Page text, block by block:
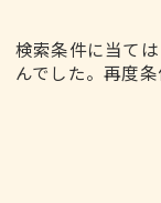
検索条件に当て
んでした。再度